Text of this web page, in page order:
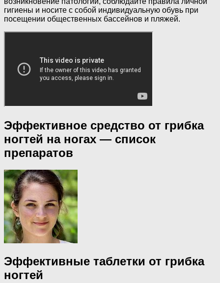
гигиены и носите с собой индивидуальную обувь при
посещении общественных бассейнов и пляжей.
Эффективное средство от грибка
ногтей на ногах — список
препаратов
Эффективные таблетки от грибка
ногтей